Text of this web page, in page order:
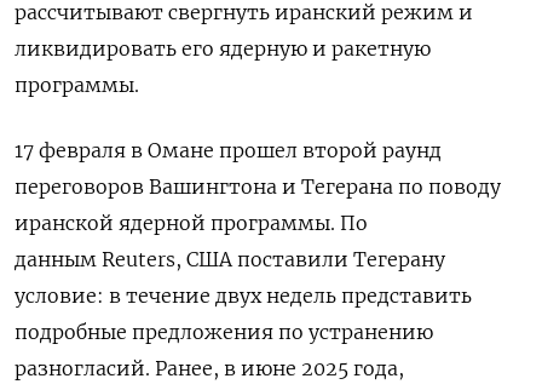
рассчитывают свергнуть иранский режим и
ликвидировать его ядерную и ракетную
программы.
17 февраля в Омане прошел второй раунд
переговоров Вашингтона и Тегерана по поводу
иранской ядерной программы. По
данным Reuters, США поставили Тегерану
условие: в течение двух недель представить
подробные предложения по устранению
разногласий. Ранее, в июне 2025 года,